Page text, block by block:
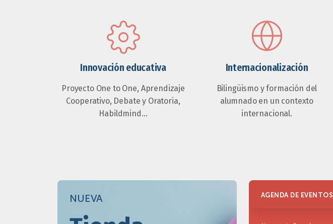
Innovación educativa
Proyecto One to One, Aprendizaje
Cooperativo, Debate y Oratoria,
Habildmind…
Internacionalización
Bilingüismo y formación del
alumnado en un contexto
internacional.
NUEVA AGENDA DE EVENTOS